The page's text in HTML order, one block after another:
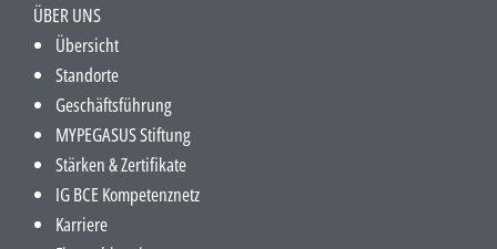
ÜBER UNS
Übersicht
Standorte
Geschäftsführung
MYPEGASUS Stiftung
Stärken & Zertifikate
IG BCE Kompetenznetz
Karriere